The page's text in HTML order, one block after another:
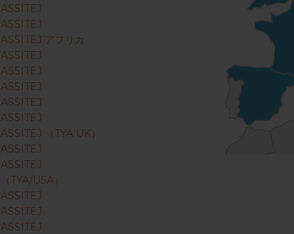
ASSITEJ
ASSITEJ
ASSITEJ アフリカ
ASSITEJ
ASSITEJ
ASSITEJ
ASSITEJ
ASSITEJ
ASSITEJ （TYA UK）
ASSITEJ
ASSITEJ
（TYA/USA）
ASSITEJ
ASSITEJ
ASSITEJ